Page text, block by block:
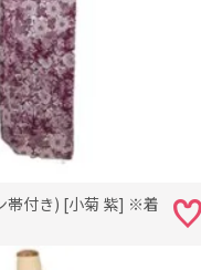
帯付き) [小菊 紫] ※着